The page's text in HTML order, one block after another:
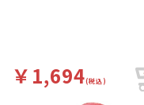
￥1,694(税込)